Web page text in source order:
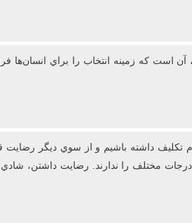
که زمينه انتخاب را براي انسان‌ها
داشته باشيم و از سوي ديگر رضايت
درجات مختلف را ندارند. رضايت‌